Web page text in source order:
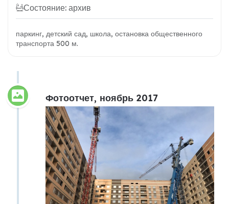
Состояние: архив
паркинг, детский сад, школа, остановка общественного
транспорта 500 м.
Фотоотчет, ноябрь 2017